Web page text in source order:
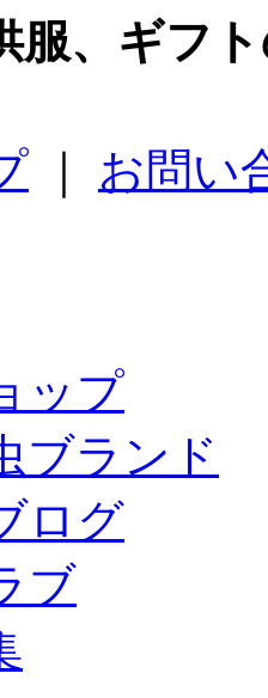
服、ギフ
お問い
ップ
ブランド
ログ
ブ